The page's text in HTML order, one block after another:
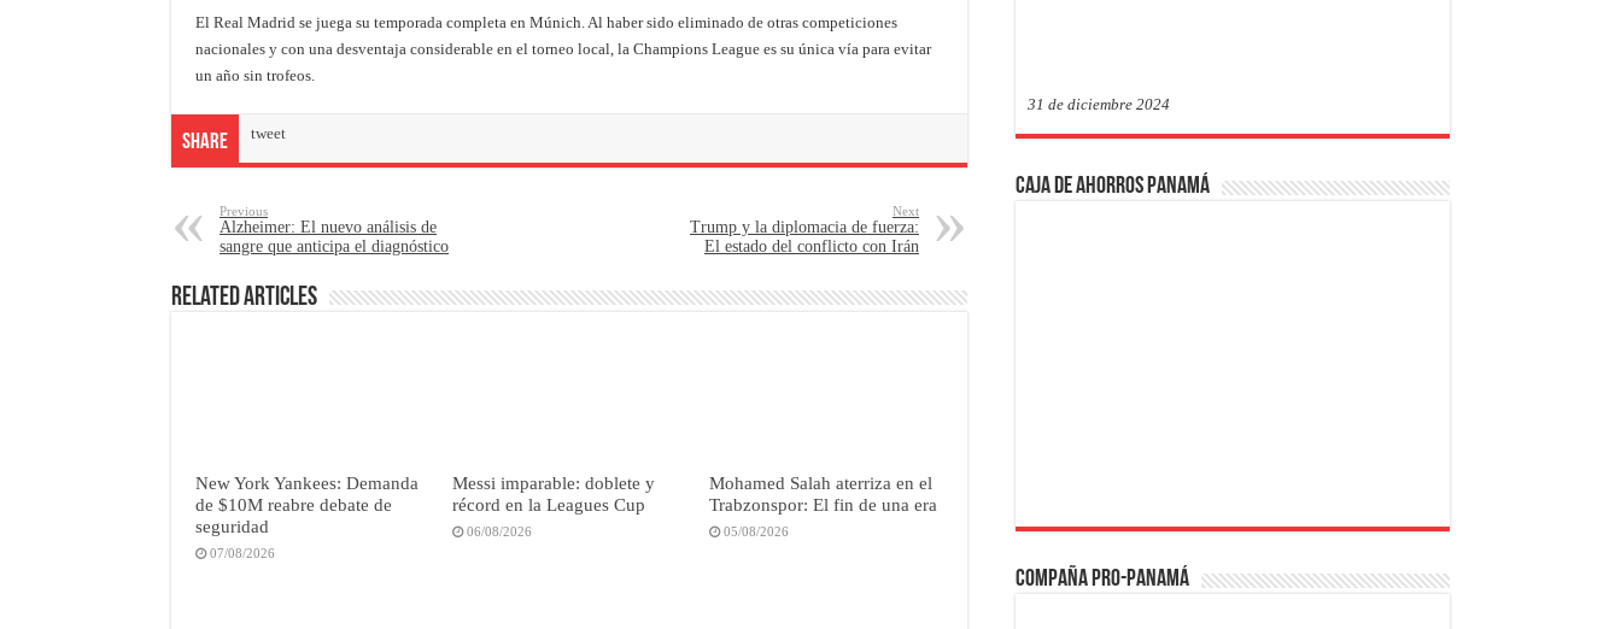
El Real Madrid se juega su temporada completa en Múnich. Al haber sido eliminado de otras competiciones
nacionales y con una desventaja considerable en el torneo local, la Champions League es su única vía para evitar
un año sin trofeos.
Share tweet
Previous
Alzheimer: El nuevo análisis de
sangre que anticipa el diagnóstico
Next
Trump y la diplomacia de fuerza:
El estado del conflicto con Irán
Related Articles
New York Yankees: Demanda
de $10M reabre debate de
seguridad
07/08/2026
Messi imparable: doblete y
récord en la Leagues Cup
06/08/2026
Mohamed Salah aterriza en el
Trabzonspor: El fin de una era
05/08/2026
31 de diciembre 2024
Caja de Ahorros Panamá
Compaña PRO-Panamá